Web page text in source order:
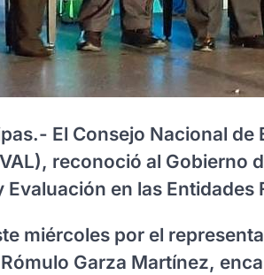
El Consejo Nacional de
reconoció al Gobierno
en las Entidades
miércoles por el
Garza Martínez,